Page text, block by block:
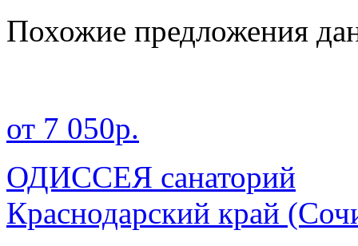
Похожие предложения
от 7 050р.
ОДИССЕЯ санаторий
Краснодарский край